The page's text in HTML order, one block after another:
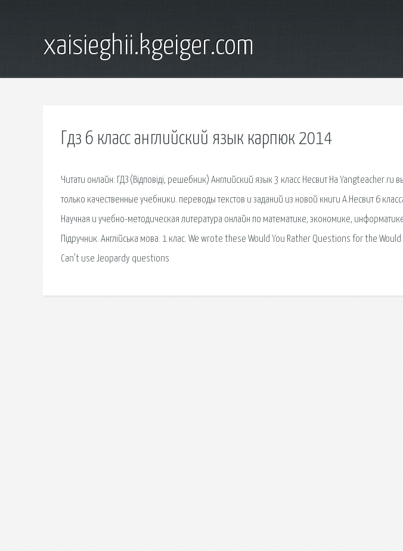
xaisieghii.kgeiger.com
Гдз 6 класс английский язык карпюк 2014
Читати онлайн: ГДЗ (Відповіді, решебник) Английский язык 3 класс Несвит На Yangteacher.ru
только качественные учебники. переводы текстов и заданий из новой книги А.Несвит 6
Научная и учебно-методическая литература онлайн по математике, экономике,
Підручник. Англійська мова. 1 клас. We wrote these Would You Rather Questions for the
Can’t use Jeopardy questions